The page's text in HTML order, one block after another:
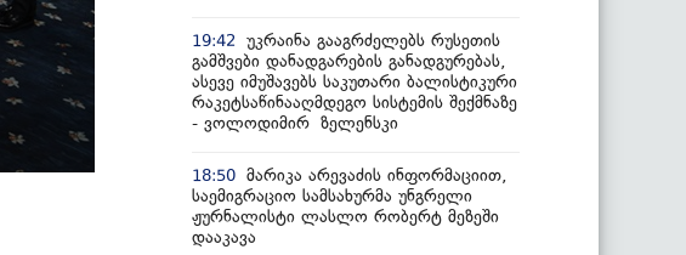
19:42
უკრაინა გააგრძელებს რუსეთის
გამშვები დანადგარების განადგურებას,
ასევე იმუშავებს საკუთარი ბალისტიკური
რაკეტსაწინააღმდეგო სისტემის შექმნაზე
- ვოლოდიმირ ზელენსკი
18:50 მარიკა არევაძის ინფორმაციით,
საემიგრაციო სამსახურმა უნგრელი
ჟურნალისტი ლასლო რობერტ მეზეში
დააკავა